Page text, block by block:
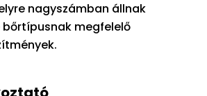
nagyszámban állnak
bőrtípusnak megfelelő